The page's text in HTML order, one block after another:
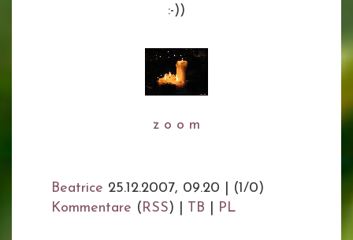
:-))
z o o m
Beatrice 25.12.2007, 09.20
(1/0)
Kommentare ( RSS) | TB PL